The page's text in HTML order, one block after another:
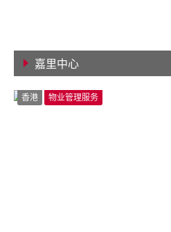
嘉里中心
香港 物业管理服务